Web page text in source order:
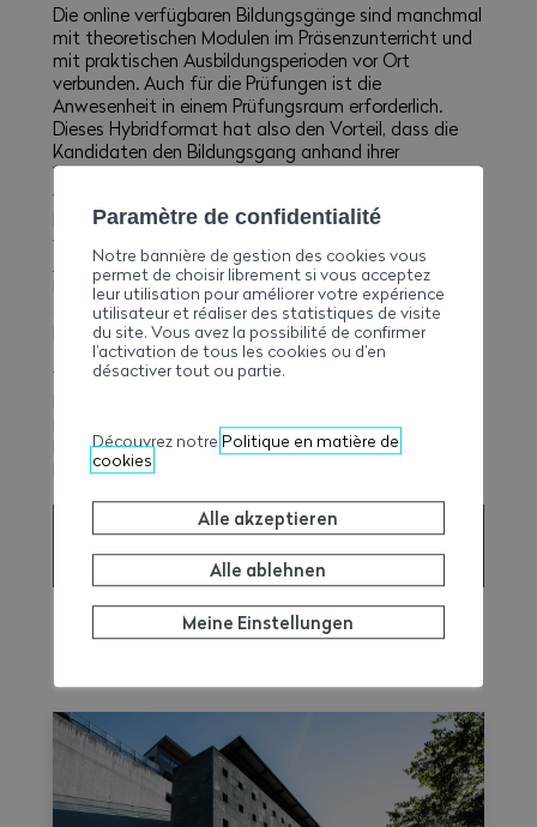
Die online verfügbaren Bildungsgänge sind manchmal
mit theoretischen Modulen im Präsenzunterricht und
mit praktischen Ausbildungsperioden vor Ort
verbunden. Auch für die Prüfungen ist die
Anwesenheit in einem Prüfungsraum erforderlich.
Dieses Hybridformat hat also den Vorteil, dass die
Kandidaten den Bildungsgang anhand ihrer
Verfügbarkeit beginnen und dann individuell
weiterführen können. Gleichzeitig ermöglichen die
Module im Präsenzunterricht, die wichtigen Punkte zu
vertiefen und den Ausbildnern Fragen zu stellen. Diese
Aufteilung zwischen digitalem und klassischem
Unterricht hat sich in den meisten Bildungsgängen
des E-Learnings oder Blended-Learnings anderer
Berufe bewährt.
Vorläufig ist E-Campus der Weiterbildung gewidmet.
Modell in den kommenden Jahren allgemeiner auf die
Bildung ausgeweitet würde. Potenziell wäre sogar die
Einfügung gewisser Teile der Lehre möglich.
ZUSÄTZLICHE INFORMATIONEN ÜBER DAS E-
LEARNING UND DEN E-CAMPUS.
Paramètre de confidentialité
Notre bannière de gestion des cookies vous
permet de choisir librement si vous acceptez
leur utilisation pour améliorer votre expérience
utilisateur et réaliser des statistiques de visite
du site. Vous avez la possibilité de confirmer
l’activation de tous les cookies ou d’en
désactiver tout ou partie.
Découvrez notre Politique en matière de
cookies
Alle akzeptieren
Alle ablehnen
Meine Einstellungen